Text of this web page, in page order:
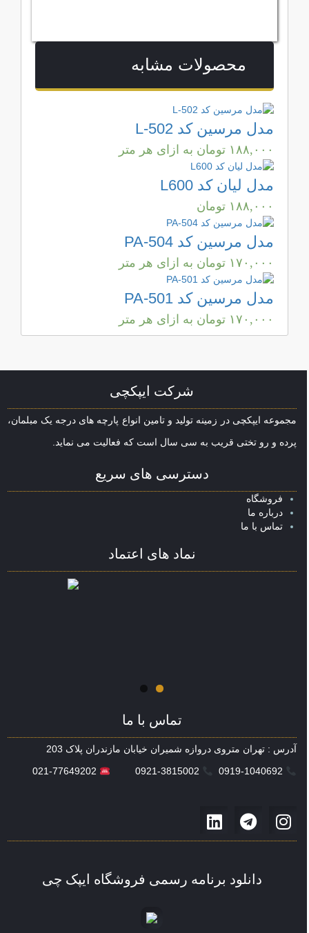
محصولات مشابه
مدل مرسین کد L-502
۱۸۸,۰۰۰ تومانبه ازای هر متر
مدل لیان کد L600
۱۸۸,۰۰۰ تومان
مدل مرسین کد PA-504
۱۷۰,۰۰۰ تومانبه ازای هر متر
مدل مرسین کد PA-501
۱۷۰,۰۰۰ تومانبه ازای هر متر
شرکت ایپکچی
مجموعه ایپکچی در زمینه تولید و تامین انواع پارچه های درجه یک مبلمان،
پرده و رو تختی قریب به سی سال است که فعالیت می نماید.
دسترسی های سریع
فروشگاه
درباره ما
تماس با ما
نماد های اعتماد
تماس با ما
آدرس : تهران متروی دروازه شمیران خیابان مازندران پلاک 203
021-77649202
دانلود برنامه رسمی فروشگاه ایپک چی